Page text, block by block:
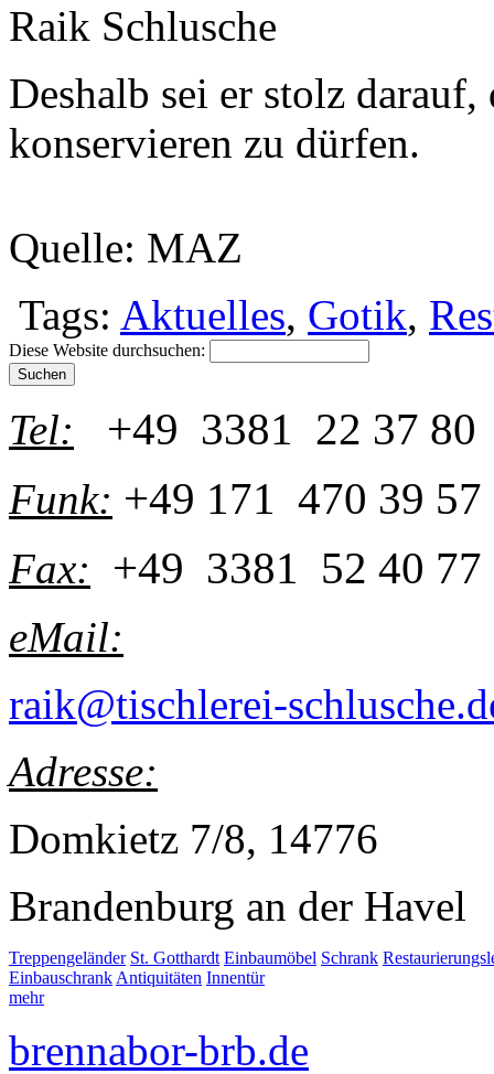
Raik Schlusche
Deshalb sei er stolz
konservieren zu dürfen.
Quelle: MAZ
Tags: Aktuelles, Gotik,
Diese Website durchsuchen:
Tel: +49 3381 22 37 80
Funk: +49 171 470 39 57
Fax: +49 3381 52 40 77
eMail:
raik@tischlerei-
Adresse:
Domkietz 7/8, 14776
Brandenburg an der Havel
Treppengeländer St. Gotthardt Einbaumöbel Schrank
Einbauschrank Antiquitäten Innentür
mehr
brennabor-brb.de